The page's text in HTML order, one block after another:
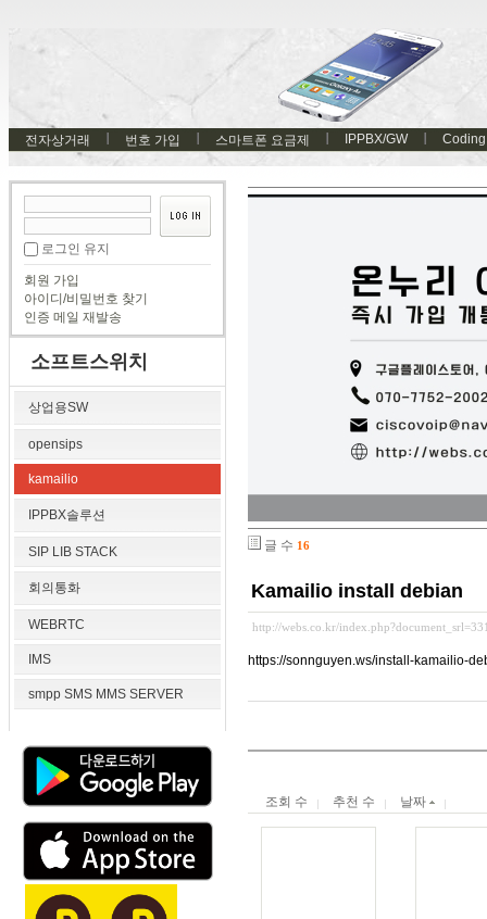
전자상거래 번호 가입 스마트폰 요금제 IPPBX/GW Coding
로그인 유지
회원 가입
아이디/비밀번호 찾기
인증 메일 재발송
소프트스위치
상업용SW
opensips
kamailio
IPPBX솔루션
SIP LIB STACK
회의통화
WEBRTC
IMS
smpp SMS MMS SERVER
글 수 16
Kamailio install debian
http://webs.co.kr/
https://sonnguyen.ws/install-kamailio-
조회 수 추천 수 날짜